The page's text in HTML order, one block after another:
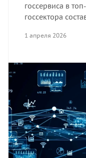
госсервиса в
госсектора
1 апреля 2026